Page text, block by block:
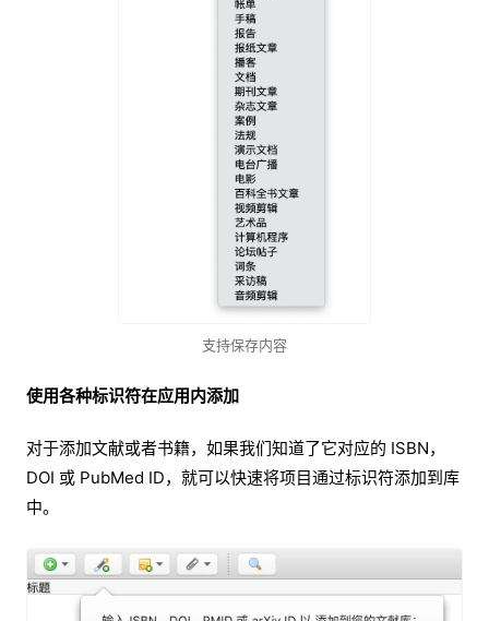
支持保存内容
使用各种标识符在应用内添加
对于添加文献或者书籍，如果我们知道了它对应的 ISBN，
DOI 或 PubMed ID，就可以快速将项目通过标识符添加到库
中。